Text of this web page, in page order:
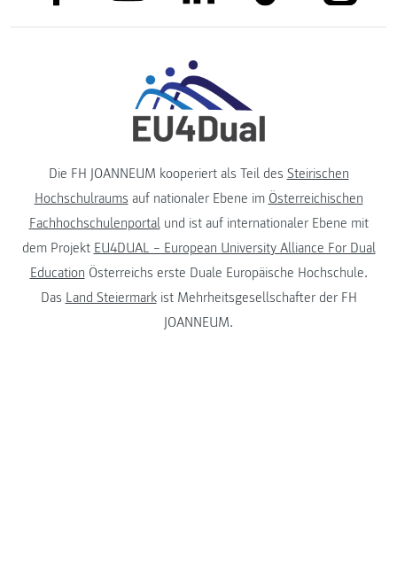
Die FH JOANNEUM kooperiert als Teil des Steirischen
Hochschulraums auf nationaler Ebene im Österreichischen
Fachhochschulenportalund ist auf internationaler Ebene mit
dem Projekt EU4DUAL – European University Alliance For Dual
Education Österreichs erste Duale Europäische Hochschule.
Das Land Steiermarkist Mehrheitsgesellschafter der FH
JOANNEUM.